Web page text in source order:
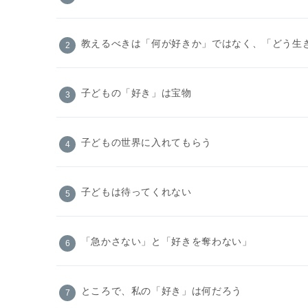
教えるべきは「何が好きか」ではなく、「どう生
子どもの「好き」は宝物
子どもの世界に入れてもらう
子どもは待ってくれない
「急かさない」と「好きを奪わない」
ところで、私の「好き」は何だろう